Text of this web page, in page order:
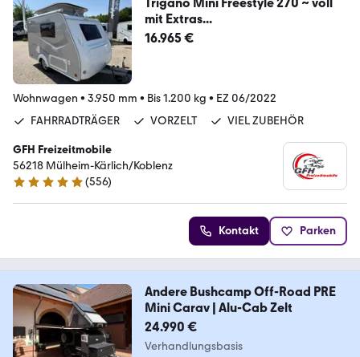
mit Extras...
16.965 €
Wohnwagen • 3.950 mm • Bis 1.200 kg • EZ 06/2022
FAHRRADTRÄGER
VORZELT VIEL ZUBEHÖR
GFH Freizeitmobile
56218 Mülheim-Kärlich/Koblenz
4.9 Sterne
(556)
Kontakt Parken
Andere Bushcamp Off-Road PRE
Mini Carav | Alu-Cab Zelt
24.990 €
Verhandlungsbasis